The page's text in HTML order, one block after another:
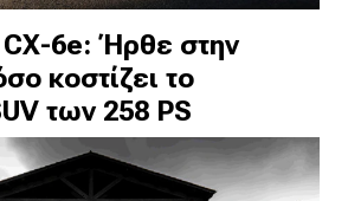
6e: Ήρθε στην
κοστίζει το
των 258 PS